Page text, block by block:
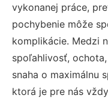
vykonanej práce,
pochybenie môže
komplikácie. Medzi
spoľahlivosť,
snaha o maximálnu
ktorá je pre nás